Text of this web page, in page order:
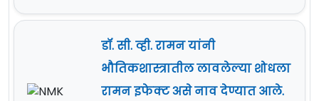
डॉ. सी. व्ही. रामन यांनी
भौतिकशास्त्रातील लावलेल्या शोधला
रामन इफेक्ट असे नाव देण्यात आले.